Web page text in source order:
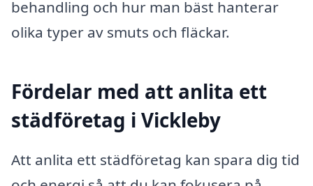
behandling och hur man bäst hanterar
olika typer av smuts och fläckar.
Fördelar med att anlita ett
städföretag i Vickleby
Att anlita ett städföretag kan spara dig tid